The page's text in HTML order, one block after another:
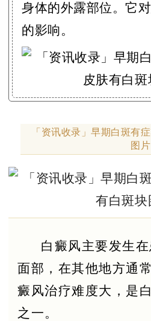
身体的外露部位。它
的影响。
「资讯收录」早期白斑有
图片
白癜风主要发生在
面部，在其他地方通
癜风治疗难度大，是
之一。